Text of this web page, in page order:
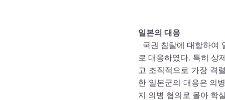
일본의 대응
국권 침탈에 대항하여
로 대응하였다. 특히 상
고 조직적으로 가장 격
한 일본군의 대응은 의
지 의병 혐의로 몰아 학